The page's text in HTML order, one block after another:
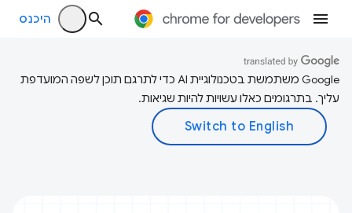
היכנס
‫Google משתמשת בטכנולוגיית AI כדי לתרגם תוכן לשפה המועדפת
עליך. בתרגומים כאלו עשויות להיות שגיאות.